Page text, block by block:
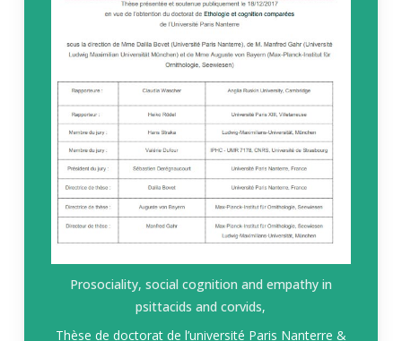
Prosociality, social cognition and empathy in
psittacids and corvids,
Thèse de doctorat de l’université Paris Nanterre &